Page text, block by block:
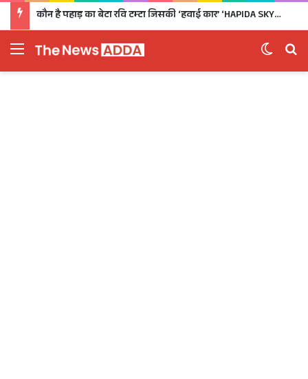
कौन है पहाड़ का बेटा रवि टम्टा जिसकी ‘हवाई कार’ ‘HAPIDA SKYNeX’ ने कर दिया सबको दीवाना
Menu